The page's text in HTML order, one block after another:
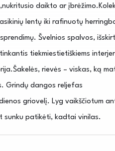
daikto ar
lentų iki rafinuotų
Švelnios spalvos,
tiekmiestietiškiems
rievės – viskas, ką
Grindų dangos reljefas
griovelį. Lyg vaikščiotum
sunku patikėti, kadtai vinilas.